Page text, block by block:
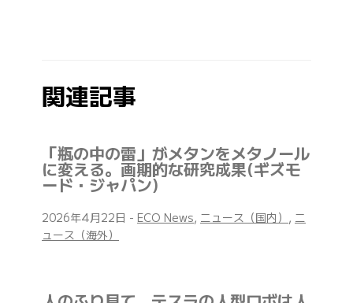
関連記事
「瓶の中の雷」がメタンをメタノール
に変える。画期的な研究成果(ギズモ
ード・ジャパン)
2026年4月22日 - ECO News, ニュース（国内） , ニ
ュース（海外）